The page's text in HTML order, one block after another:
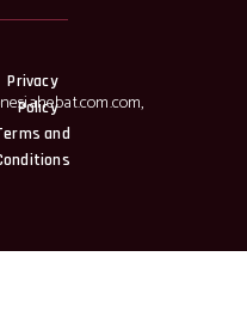
Privacy
Policy
and